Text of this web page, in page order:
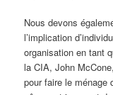
Nous devons
l’implication
organisation en tant
la CIA, John
pour faire le ménage